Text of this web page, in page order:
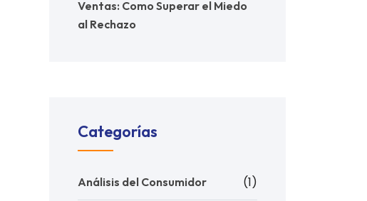
Ventas: Como Superar el Miedo
al Rechazo
Categorías
Análisis del Consumidor (1)